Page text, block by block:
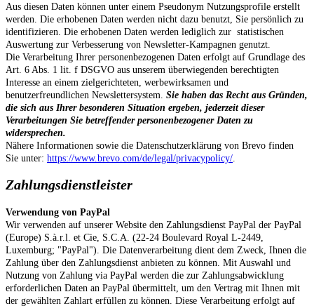
Aus diesen Daten können unter einem Pseudonym Nutzungsprofile erstellt
werden. Die erhobenen Daten werden nicht dazu benutzt, Sie persönlich zu
identifizieren. Die erhobenen Daten werden lediglich zur statistischen
Auswertung zur Verbesserung von Newsletter-Kampagnen genutzt.
Die Verarbeitung Ihrer personenbezogenen Daten erfolgt auf Grundlage des
Art. 6 Abs. 1 lit. f DSGVO aus unserem überwiegenden berechtigten
Interesse an einem zielgerichteten, werbewirksamen und
benutzerfreundlichen Newslettersystem. Sie haben das Recht aus Gründen,
die sich aus Ihrer besonderen Situation ergeben, jederzeit dieser
Verarbeitungen Sie betreffender personenbezogener Daten zu
widersprechen.
Nähere Informationen sowie die Datenschutzerklärung von Brevo finden
Sie unter: https://www.brevo.com/de/legal/privacypolicy/
Zahlungsdienstleister
Verwendung von PayPal
Wir verwenden auf unserer Website den Zahlungsdienst PayPal der PayPal
(Europe) S.à.r.l. et Cie, S.C.A. (22-24 Boulevard Royal L-2449,
Luxemburg; "PayPal"). Die Datenverarbeitung dient dem Zweck, Ihnen die
Zahlung über den Zahlungsdienst anbieten zu können. Mit Auswahl und
Nutzung von Zahlung via PayPal werden die zur Zahlungsabwicklung
erforderlichen Daten an PayPal übermittelt, um den Vertrag mit Ihnen mit
der gewählten Zahlart erfüllen zu können. Diese Verarbeitung erfolgt auf